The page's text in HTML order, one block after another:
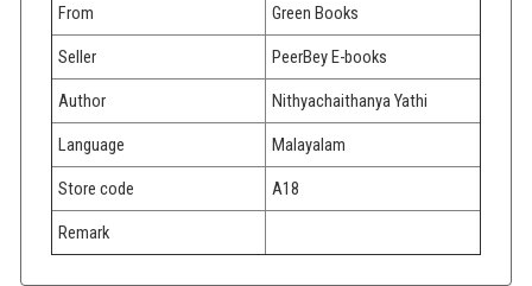
From Green Books
Seller PeerBey E-books
Author Nithyachaithanya Yathi
Language Malayalam
Store code A18
Remark